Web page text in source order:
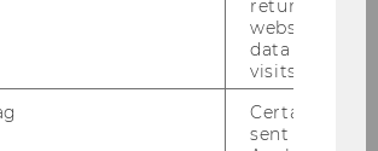
Internationalisierung bei Social
Zivilgesellschaft in CEE.
des Social Impact Award.
peter.vandor@wu.ac.at
returning
website and
data from
visits.
Certain data
sent to